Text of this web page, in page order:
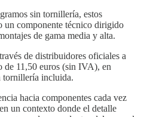
sin tornillería, estos
un componente técnico dirigido
de gama media y alta.
de distribuidores oficiales a
de 11,50 euros (sin IVA), en
tornillería incluida.
hacia componentes cada vez
un contexto donde el detalle